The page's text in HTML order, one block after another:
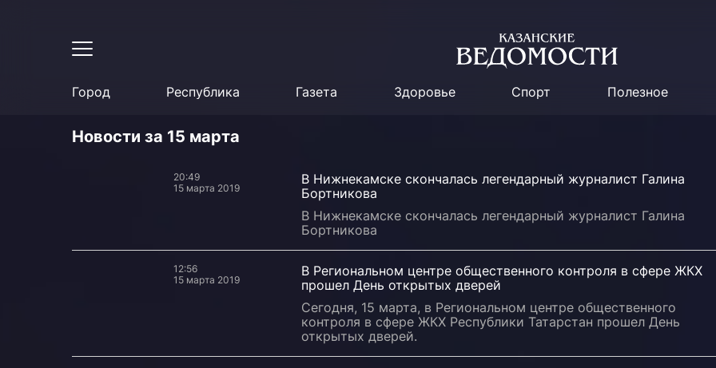
Город Республика Газета Здоровье Спорт Полезное
Новости за 15 марта
20:49
15 марта 2019
В Нижнекамске скончалась легендарный журналист Галина
Бортникова
В Нижнекамске скончалась легендарный журналист Галина
Бортникова
12:56
15 марта 2019
В Региональном центре общественного контроля в сфере ЖКХ
прошел День открытых дверей
Сегодня, 15 марта, в Региональном центре общественного
контроля в сфере ЖКХ Республики Татарстан прошел День
открытых дверей.